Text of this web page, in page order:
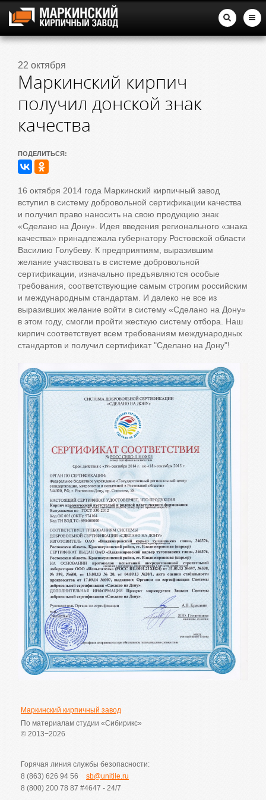
22 октября
Маркинский кирпич
получил донской знак
качества
ПОДЕЛИТЬСЯ:
16 октября 2014 года Маркинский кирпичный завод
вступил в систему добровольной сертификации качества
и получил право наносить на свою продукцию знак
«Сделано на Дону». Идея введения регионального «знака
качества» принадлежала губернатору Ростовской области
Василию Голубеву. К предприятиям, выразившим
желание участвовать в системе добровольной
сертификации, изначально предъявляются особые
требования, соответствующие самым строгим российским
и международным стандартам. И далеко не все из
выразивших желание войти в систему «Сделано на Дону»
в этом году, смогли пройти жесткую систему отбора. Наш
кирпич соответствует всем требованиям международных
стандартов и получил сертификат "Сделано на Дону"!
Маркинский кирпичный завод
По материалам студии «Сибирикс»
© 2013−2026
Горячая линия службы безопасности:
8 (863) 626 94 56
sb@unitile.ru
8 (800) 200 78 87 #4647 - 24/7